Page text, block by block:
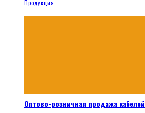
Продукция
Оптово-розничная продажа кабелей